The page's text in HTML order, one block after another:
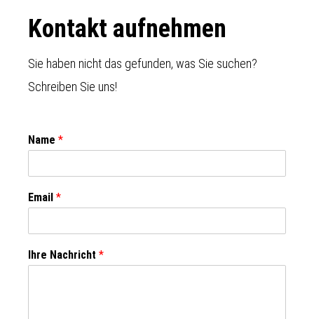
Footer
Kontakt aufnehmen
Sie haben nicht das gefunden, was Sie suchen?
Schreiben Sie uns!
Name *
Email *
Ihre Nachricht *